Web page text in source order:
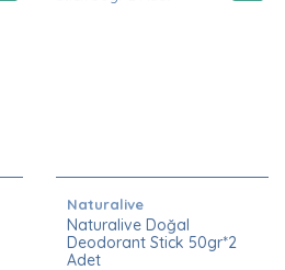
Naturalive
Naturalive Doğal
Deodorant Stick 50gr*2
Adet